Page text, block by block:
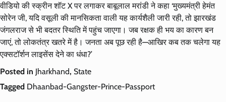
वीडियो की स्क्रीन शॉट X पर लगाकर बाबूलाल मरांडी ने कहा ‘मुख्यमंत्री हेमंत
सोरेन जी, यदि वसूली की मानसिकता वाली यह कार्यशैली जारी रही, तो झारखंड
जंगलराज से भी बदतर स्थिति में पहुंच जाएगा। जब रक्षक ही भय का कारण बन
जाएं, तो लोकतंत्र खतरे में है। जनता अब पूछ रही है—आखिर कब तक चलेगा यह
एक्सटॉर्शन लाइसेंस देने का धंधा?’
Posted in Jharkhand, State
Tagged Dhaanbad-Gangster-Prince-Passport